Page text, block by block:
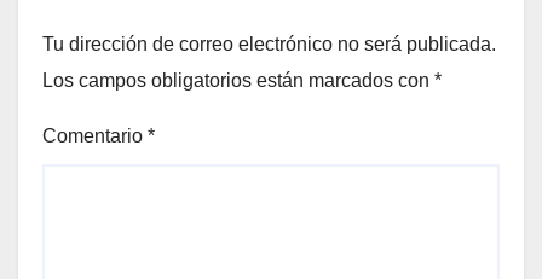
Tu dirección de correo electrónico no será publicada.
Los campos obligatorios están marcados con *
Comentario *